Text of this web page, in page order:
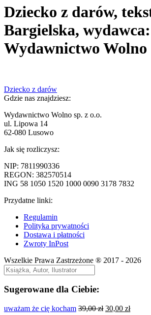
Dziecko z darów,
Bargielska, wydawca:
Wydawnictwo Wolno
Nawigacja
wpisu
Poprzedni
wpis:
Dziecko z darów
Gdzie nas znajdziesz:
Wydawnictwo Wolno sp. z o.o.
ul. Lipowa 14
62-080 Lusowo
Jak się rozliczysz:
NIP: 7811990336
REGON: 382570514
ING 58 1050 1520 1000 0090 3178 7832
Przydatne linki:
Regulamin
Polityka prywatności
Dostawa i płatności
Zwroty InPost
Wszelkie Prawa Zastrzeżone ® 2017 - 2026
Sugerowane dla Ciebie:
uważam że cię kocham 39,00zł Pierwotna
30,00 zł